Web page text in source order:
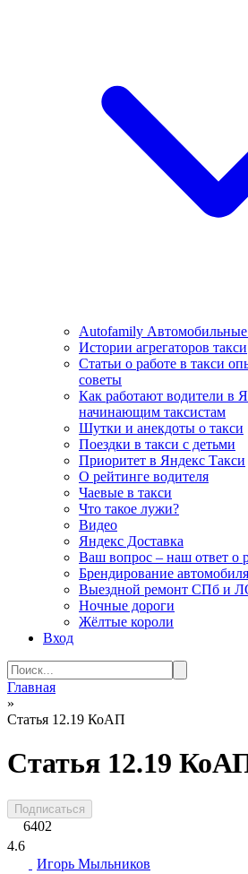
Autofamily Автомобильные
Истории агрегаторов такси
Статьи о работе в такси
советы
Как работают водители в
начинающим таксистам
Шутки и анекдоты о такси
Поездки в такси с детьми
Приоритет в Яндекс Такси
О рейтинге водителя
Чаевые в такси
Что такое лужи?
Видео
Яндекс Доставка
Ваш вопрос – наш ответ о
Брендирование
Выездной ремонт СПб и
Ночные дороги
Жёлтые короли
Вход
Search
for:
Главная
»
Статья 12.19 КоАП
Статья 12.19
Подписаться
6402
4.6
Игорь Мыльников